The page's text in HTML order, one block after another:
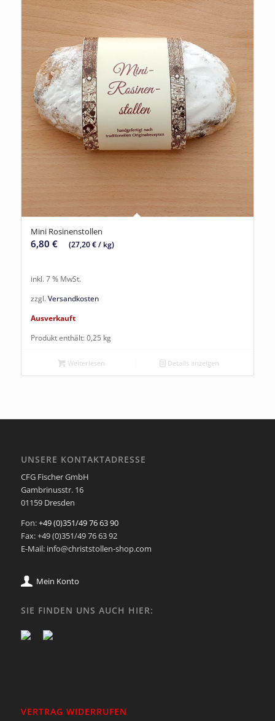
Mini Rosinenstollen
6,80 € (27,20€/ kg)
inkl. 7 % MwSt.
zzgl. Versandkosten
Ausverkauft
Produkt enthält: 0,25 kg
Weiterlesen Details anzeigen
UNSERE KONTAKTADRESSE
CFG Fischer GmbH
Gambrinusstr. 16
01159 Dresden
Fon:+49 (0)351/49 76 63 90
Fax: +49 (0)351/49 76 63 92
E-Mail: info@christstollen-shop.com
Mein Konto
SIE FINDEN UNS AUCH HIER:
VERTRAG WIDERRUFEN